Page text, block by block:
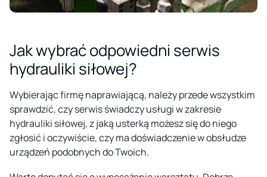
Jak wybrać odpowiedni serwis
hydrauliki siłowej?
Wybierając firmę naprawiającą, należy przede wszystkim
sprawdzić, czy serwis świadczy usługi w zakresie
hydrauliki siłowej, z jaką usterką możesz się do niego
zgłosić i oczywiście, czy ma doświadczenie w obsłudze
urządzeń podobnych do Twoich.